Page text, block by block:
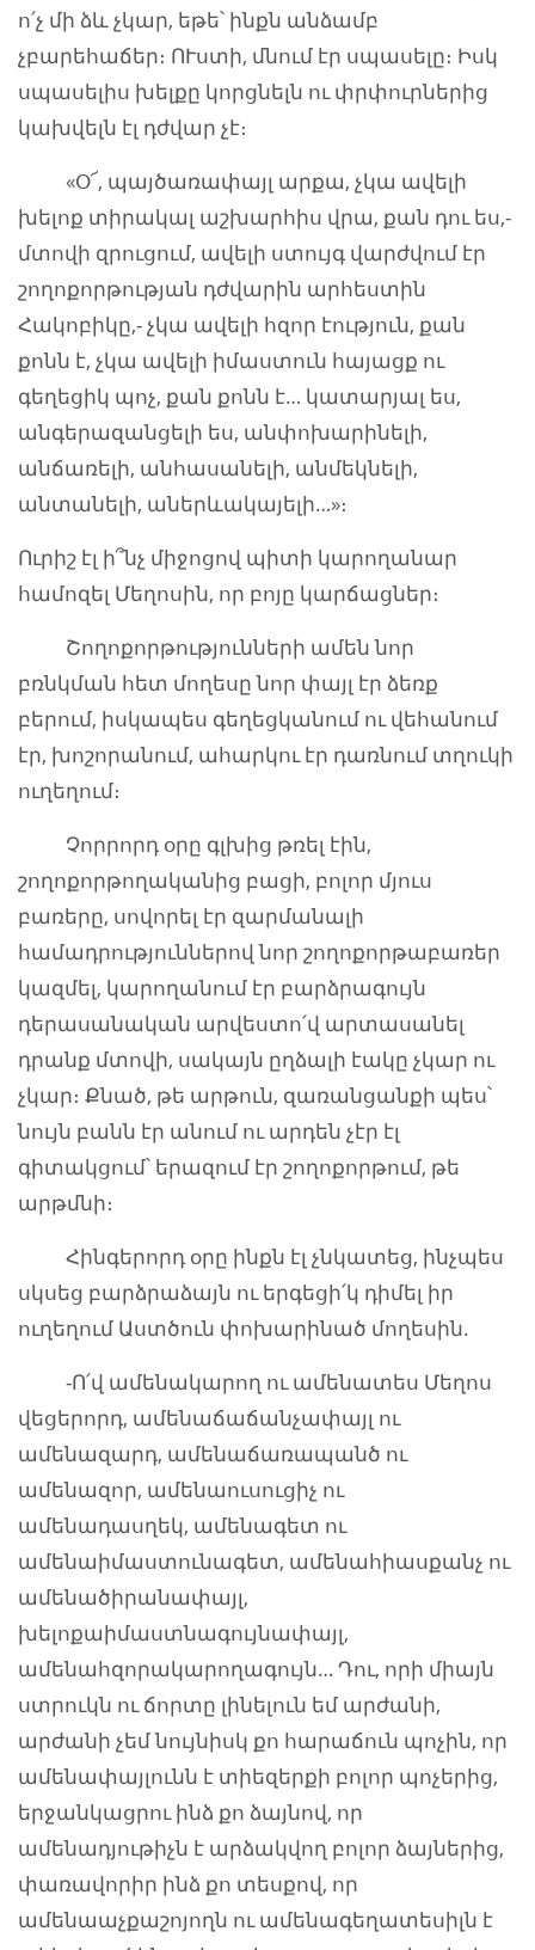
ո՛չ մի ձև չկար, եթե՝ ինքն անձամբ
չբարեհաճեր։ ՈՒստի, մնում էր սպասելը։ Իսկ
սպասելիս խելքը կորցնելն ու փրփուրներից
կախվելն էլ դժվար չէ։
«Օ՜, պայծառափայլ արքա, չկա ավելի
խելոք տիրակալ աշխարհիս վրա, քան դու ես,-
մտովի զրուցում, ավելի ստույգ վարժվում էր
շողոքորթության դժվարին արհեստին
Հակոբիկը,- չկա ավելի հզոր էություն, քան
քոնն է, չկա ավելի իմաստուն հայացք ու
գեղեցիկ պոչ, քան քոնն է… կատարյալ ես,
անգերազանցելի ես, անփոխարինելի,
անճառելի, անհասանելի, անմեկնելի,
անտանելի, աներևակայելի…»։
Ուրիշ էլ ի՞նչ միջոցով պիտի կարողանար
համոզել Մեղոսին, որ բոյը կարճացներ։
Շողոքորթությունների ամեն նոր
բռնկման հետ մողեսը նոր փայլ էր ձեռք
բերում, իսկապես գեղեցկանում ու վեհանում
էր, խոշորանում, ահարկու էր դառնում տղուկի
ուղեղում։
Չորրորդ օրը գլխից թռել էին,
շողոքորթողականից բացի, բոլոր մյուս
բառերը, սովորել էր զարմանալի
համադրություններով նոր շողոքորթաբառեր
կազմել, կարողանում էր բարձրագույն
դերասանական արվեստո՛վ արտասանել
դրանք մտովի, սակայն ըղձալի էակը չկար ու
չկար։ Քնած, թե արթուն, զառանցանքի պես՝
նույն բանն էր անում ու արդեն չէր էլ
գիտակցում՝ երազում էր շողոքորթում, թե
արթմնի։
Հինգերորդ օրը ինքն էլ չնկատեց, ինչպես
սկսեց բարձրաձայն ու երգեցի՛կ դիմել իր
ուղեղում Աստծուն փոխարինած մողեսին.
-Ո՛վ ամենակարող ու ամենատես Մեղոս
վեցերորդ, ամենաճաճանչափայլ ու
ամենազարդ, ամենաճառապանծ ու
ամենազոր, ամենաուսուցիչ ու
ամենադասղեկ, ամենագետ ու
ամենաիմաստունագետ, ամենահիասքանչ ու
ամենածիրանափայլ,
խելոքաիմաստնագույնափայլ,
ամենահզորակարողագույն… Դու, որի միայն
ստրուկն ու ճորտը լինելուն եմ արժանի,
արժանի չեմ նույնիսկ քո հարաճուն պոչին, որ
ամենափայլունն է տիեզերքի բոլոր պոչերից,
երջանկացրու ինձ քո ձայնով, որ
ամենադյութիչն է արձակվող բոլոր ձայներից,
փառավորիր ինձ քո տեսքով, որ
ամենաաչքաշոյողն ու ամենագեղատեսիլն է